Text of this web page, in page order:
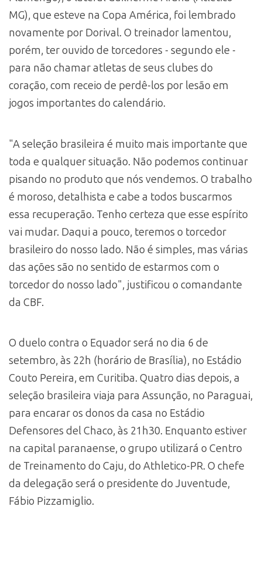
MG), que esteve na Copa América, foi lembrado
novamente por Dorival. O treinador lamentou,
porém, ter ouvido de torcedores - segundo ele -
para não chamar atletas de seus clubes do
coração, com receio de perdê-los por lesão em
jogos importantes do calendário.
"A seleção brasileira é muito mais importante que
toda e qualquer situação. Não podemos continuar
pisando no produto que nós vendemos. O trabalho
é moroso, detalhista e cabe a todos buscarmos
essa recuperação. Tenho certeza que esse espírito
vai mudar. Daqui a pouco, teremos o torcedor
brasileiro do nosso lado. Não é simples, mas várias
das ações são no sentido de estarmos com o
torcedor do nosso lado", justificou o comandante
da CBF.
O duelo contra o Equador será no dia 6 de
setembro, às 22h (horário de Brasília), no Estádio
Couto Pereira, em Curitiba. Quatro dias depois, a
seleção brasileira viaja para Assunção, no Paraguai,
para encarar os donos da casa no Estádio
Defensores del Chaco, às 21h30. Enquanto estiver
na capital paranaense, o grupo utilizará o Centro
de Treinamento do Caju, do Athletico-PR. O chefe
da delegação será o presidente do Juventude,
Fábio Pizzamiglio.